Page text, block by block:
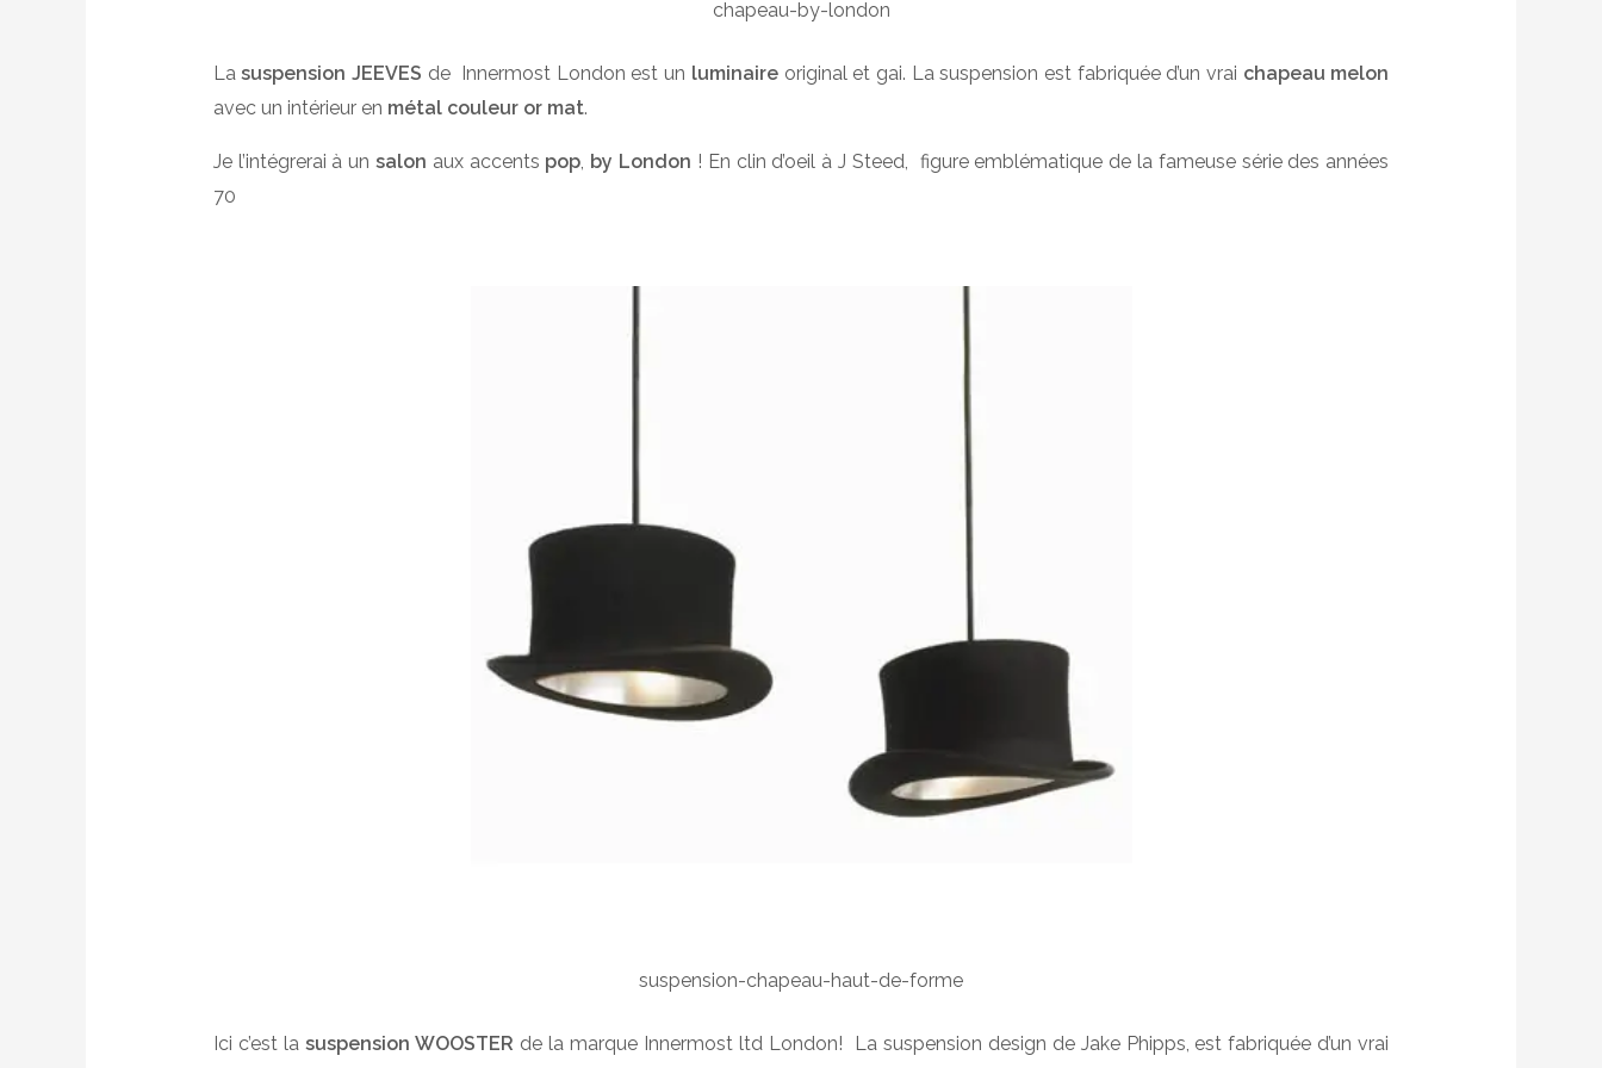
chapeau-by-london
Lasuspension JEEVES de Innermost London est un luminaireoriginal et gai. La suspension est fabriquée d’un vrai chapeau melon
avec un intérieur en métal couleur or mat.
Je l’intégrerai à un salon aux accents pop, by London ! En clin d’oeil à J Steed, figure emblématique de la fameuse série des années
70
suspension-chapeau-haut-de-forme
Ici c’est la suspension WOOSTER de la marque Innermost ltd London! La suspension design de Jake Phipps, est fabriquée d’un vrai